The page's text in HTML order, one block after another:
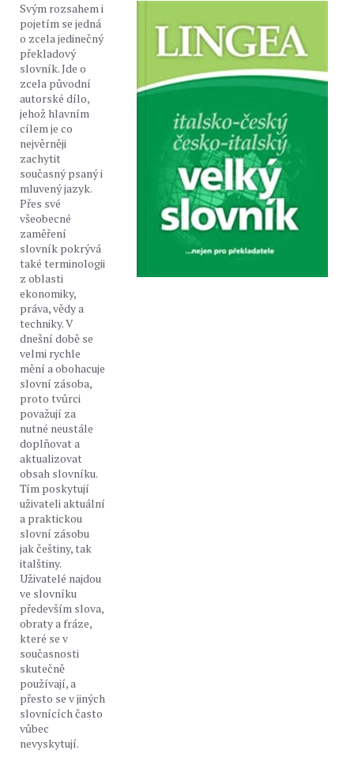
Svým rozsahem i
pojetím se jedná
o zcela jedinečný
překladový
slovník. Jde o
zcela původní
autorské dílo,
jehož hlavním
cílem je co
nejvěrněji
zachytit
současný psaný i
mluvený jazyk.
Přes své
všeobecné
zaměření
slovník pokrývá
také terminologii
z oblasti
ekonomiky,
práva, vědy a
techniky. V
dnešní době se
velmi rychle
mění a obohacuje
slovní zásoba,
proto tvůrci
považují za
nutné neustále
doplňovat a
aktualizovat
obsah slovníku.
Tím poskytují
uživateli aktuální
a praktickou
slovní zásobu
jak češtiny, tak
italštiny.
Uživatelé najdou
ve slovníku
především slova,
obraty a fráze,
které se v
současnosti
skutečně
používají, a
přesto se v jiných
slovnících často
vůbec
nevyskytují.